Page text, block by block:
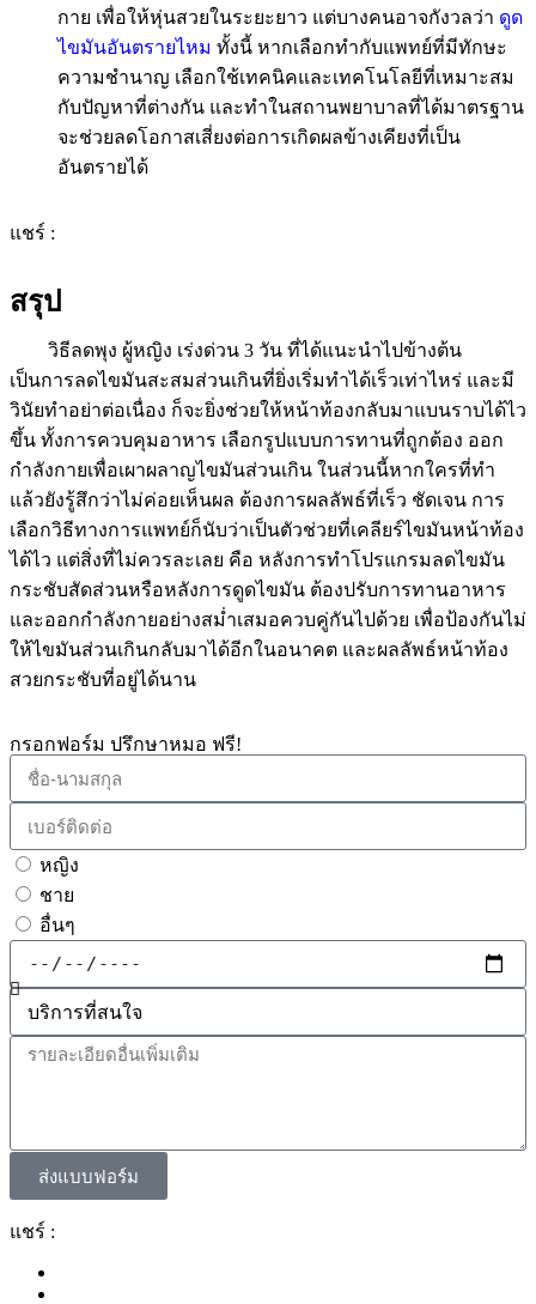
กาย เพื่อให้หุ่นสวยในระยะยาว แต่บางคนอาจกังวลว่า ดูด
ไขมันอันตรายไหม ทั้งนี้ หากเลือกทำกับแพทย์ที่มีทักษะ
ความชำนาญ เลือกใช้เทคนิคและเทคโนโลยีที่เหมาะสม
กับปัญหาที่ต่างกัน และทำในสถานพยาบาลที่ได้มาตรฐาน
จะช่วยลดโอกาสเสี่ยงต่อการเกิดผลข้างเคียงที่เป็น
อันตรายได้
แชร์ :
สรุป
วิธีลดพุง ผู้หญิง เร่งด่วน 3 วัน ที่ได้แนะนำไปข้างต้น
เป็นการลดไขมันสะสมส่วนเกินที่ยิ่งเริ่มทำได้เร็วเท่าไหร่ และมี
วินัยทำอย่าต่อเนื่อง ก็จะยิ่งช่วยให้หน้าท้องกลับมาแบนราบได้ไว
ขึ้น ทั้งการควบคุมอาหาร เลือกรูปแบบการทานที่ถูกต้อง ออก
กำลังกายเพื่อเผาผลาญไขมันส่วนเกิน ในส่วนนี้หากใครที่ทำ
แล้วยังรู้สึกว่าไม่ค่อยเห็นผล ต้องการผลลัพธ์ที่เร็ว ชัดเจน การ
เลือกวิธีทางการแพทย์ก็นับว่าเป็นตัวช่วยที่เคลียร์ไขมันหน้าท้อง
ได้ไว แต่สิ่งที่ไม่ควรละเลย คือ หลังการทำโปรแกรมลดไขมัน
กระชับสัดส่วนหรือหลังการดูดไขมัน ต้องปรับการทานอาหาร
และออกกำลังกายอย่างสม่ำเสมอควบคู่กันไปด้วย เพื่อป้องกันไม่
ให้ไขมันส่วนเกินกลับมาได้อีกในอนาคต และผลลัพธ์หน้าท้อง
สวยกระชับที่อยู่ได้นาน
กรอกฟอร์ม ปรึกษาหมอ ฟรี!
หญิง
ชาย
อื่นๆ
ส่งแบบฟอร์ม
แชร์ :